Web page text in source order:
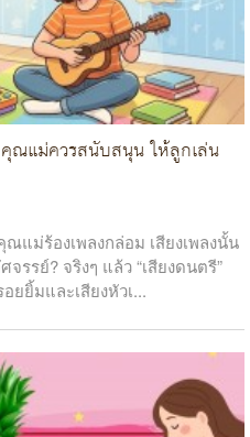
ล้ำ ที่คุณพ่อคุณแม่ต้องมีติด
ก็ปิ๊ง ๆ ทันทีว่าต้องอยู่บ้าน เว้น
าแล้วเนอะทุกคน พ่อแม่เองก็ได้
รใช้ชีวิตก็เปลี่ยนไป แบบไกล...
บบไม่ต้องกังวล คุณแม่ต้องอ่าน
ามงามเป็นสิ่งที่อยู่คู่กับคุณผู้หญิง
ด้ ส่วนนี้ก็รวมถึงคุณผู้หญิงหลังค
ำหรับคุณแม่สายแฟชั่น หรือ คุณ
ตของลูกน้อย: น้ำผลไม้ Nomi
หม?
องลูกน้อย: น้ำผลไม้ Nomi Nomi
ดถึงเครื่องดื่มสำหรับเด็ก เพื่อ
มาะสมตามวัย เชื่อว่าคุณแม่
ณแม่ควรสนับสนุน ให้ลูกเล่น
แม่ร้องเพลงกล่อม เสียงเพลงนั้น
รรย์? จริงๆ แล้ว “เสียงดนตรี”
ยยิ้มและเสียงหัวเ...